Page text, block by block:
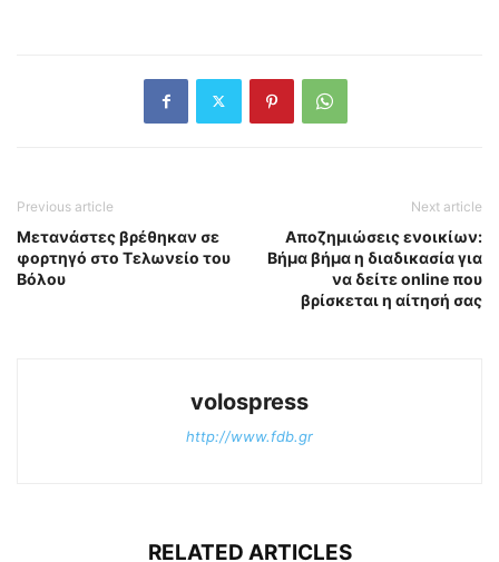
Previous article
Μετανάστες βρέθηκαν σε
φορτηγό στο Τελωνείο του
Βόλου
Next article
Αποζημιώσεις ενοικίων:
Βήμα βήμα η διαδικασία για
να δείτε online που
βρίσκεται η αίτησή σας
volospress
http://www.fdb.gr
RELATED ARTICLES